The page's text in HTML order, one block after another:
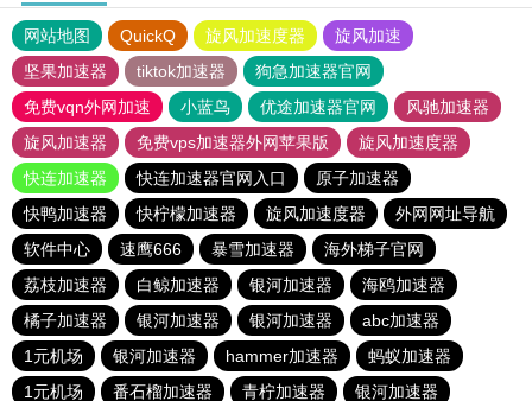
网站地图 QuickQ 旋风加速度器
旋风加速
坚果加速器
tiktok加速器
狗急加速器官网
免费vqn外网加速
小蓝鸟 优途加速器官网
风驰加速器
旋风加速器
免费vps加速器外网苹果版
旋风加速度器
快连加速器
快连加速器官网入口
原子加速器
快鸭加速器
快柠檬加速器 旋风加速度器
外网网址导航
软件中心
速鹰666 暴雪加速器
海外梯子官网
荔枝加速器
白鲸加速器 银河加速器
海鸥加速器
橘子加速器
银河加速器 银河加速器
abc加速器
1元机场
银河加速器 hammer加速器
蚂蚁加速器
1元机场
番石榴加速器 青柠加速器 银河加速器